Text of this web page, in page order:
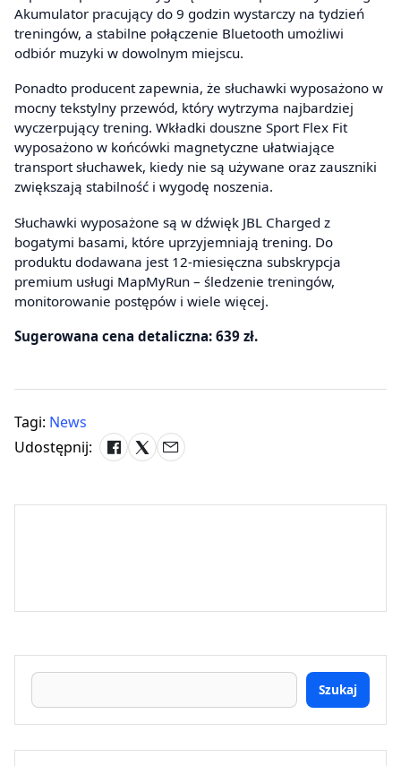
Akumulator pracujący do 9 godzin wystarczy na tydzień
treningów, a stabilne połączenie Bluetooth umożliwi
odbiór muzyki w dowolnym miejscu.
Ponadto producent zapewnia, że słuchawki wyposażono w
mocny tekstylny przewód, który wytrzyma najbardziej
wyczerpujący trening. Wkładki douszne Sport Flex Fit
wyposażono w końcówki magnetyczne ułatwiające
transport słuchawek, kiedy nie są używane oraz zauszniki
zwiększają stabilność i wygodę noszenia.
Słuchawki wyposażone są w dźwięk JBL Charged z
bogatymi basami, które uprzyjemniają trening. Do
produktu dodawana jest 12-miesięczna subskrypcja
premium usługi MapMyRun – śledzenie treningów,
monitorowanie postępów i wiele więcej.
Sugerowana cena detaliczna: 639 zł.
Tagi: News
Udostępnij:
Szukaj